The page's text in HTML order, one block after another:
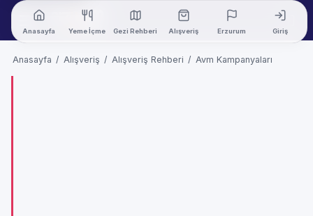
Anasayfa Yeme İçme Gezi Rehberi Alışveriş Erzurum Giriş
Anasayfa / Alışveriş / Alışveriş Rehberi / Avm Kampanyaları